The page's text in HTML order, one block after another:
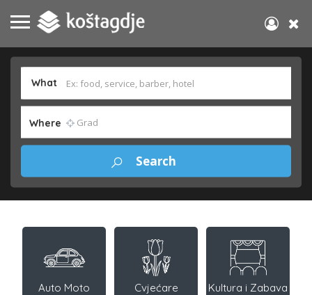
What
Where
Auto Moto Cvjećare Kultura i Zabava